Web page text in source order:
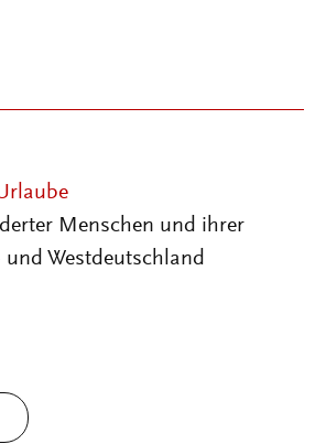
Menschen und ihrer
Westdeutschland